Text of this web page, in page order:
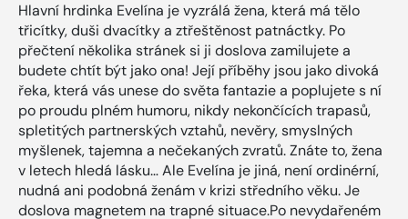
Hlavní hrdinka Evelína je vyzrálá žena, která má tělo
třicítky, duši dvacítky a ztřeštěnost patnáctky. Po
přečtení několika stránek si ji doslova zamilujete a
budete chtít být jako ona! Její příběhy jsou jako divoká
řeka, která vás unese do světa fantazie a poplujete s ní
po proudu plném humoru, nikdy nekončících trapasů,
spletitých partnerských vztahů, nevěry, smyslných
myšlenek, tajemna a nečekaných zvratů. Znáte to, žena
v letech hledá lásku… Ale Evelína je jiná, není ordinérní,
nudná ani podobná ženám v krizi středního věku. Je
doslova magnetem na trapné situace.Po nevydařeném